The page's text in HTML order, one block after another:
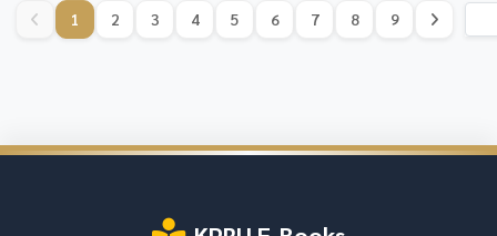
1 2 3 4 5 6 7 8 9